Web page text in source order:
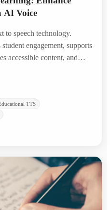
AI Voice
to speech technology.
engagement, supports
accessible content, and
TTS